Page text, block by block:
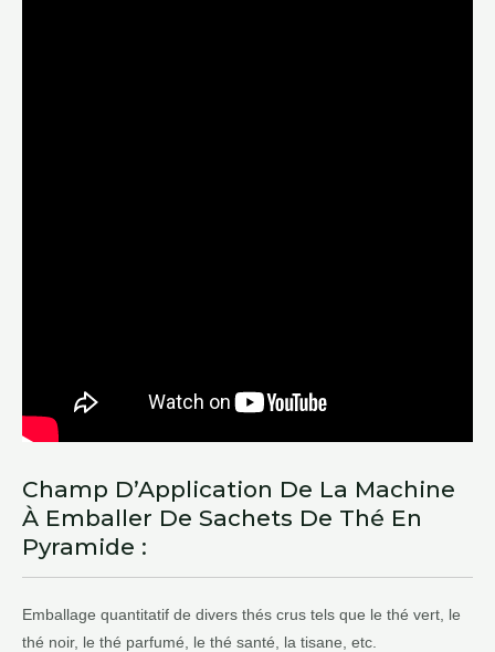
Champ D’Application De La Machine
À Emballer De Sachets De Thé En
Pyramide :
Emballage quantitatif de divers thés crus tels que le thé vert, le
thé noir, le thé parfumé, le thé santé, la tisane, etc.